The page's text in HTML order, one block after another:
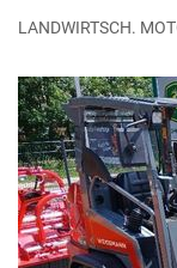
LANDWIRTSCH.